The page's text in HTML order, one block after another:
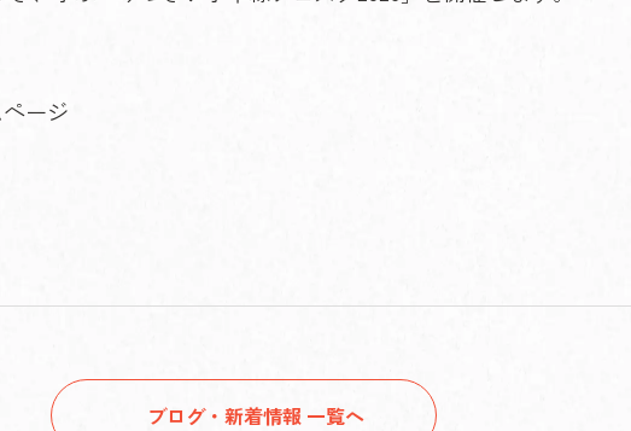
ージ
ブログ・新着情報 一覧へ